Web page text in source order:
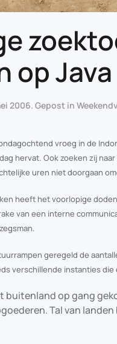
op Java
2006. Gepost in
vroeg in de
hervat. Ook zoeken zij
uren niet doorgaan
heeft het voorlopige
van een interne
geregeld de
verschillende instanties
op gang
Tal van